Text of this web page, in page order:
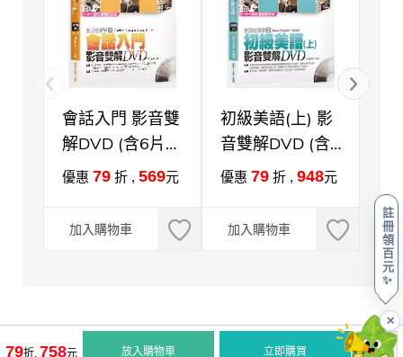
註
冊
領
百
元
✨
✕
79折, 758元 放入購物車 立即購買
會話入門 影音雙
解DVD (含6片
DVD)-不含書籍
優惠 79 折 , 569元
加入購物車
初級美語(上) 影
音雙解DVD (含
10片DVD)-不含
優惠 79 折 , 948元
加入購物車
書
加